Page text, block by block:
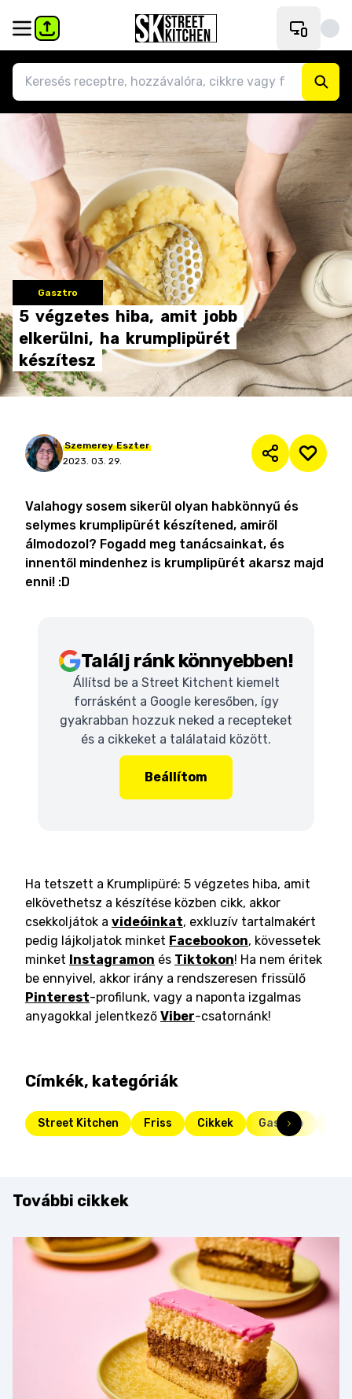
Gasztro
5 végzetes hiba, amit jobb
elkerülni, ha krumplipürét
készítesz
Szemerey Eszter
2023. 03. 29.
Valahogy sosem sikerül olyan habkönnyű és
selymes krumplipürét készítened, amiről
álmodozol? Fogadd meg tanácsainkat, és
innentől mindenhez is krumplipürét akarsz majd
enni! :D
Találj ránk könnyebben!
Állítsd be a Street Kitchent kiemelt
forrásként a Google keresőben, így
gyakrabban hozzuk neked a recepteket
és a cikkeket a találataid között.
Beállítom
Ha tetszett a Krumplipüré: 5 végzetes hiba, amit
elkövethetsz a készítése közben cikk, akkor
csekkoljátok a videóinkat, exkluzív tartalmakért
pedig lájkoljatok minket Facebookon, kövessetek
minket Instagramon és Tiktokon! Ha nem éritek
be ennyivel, akkor irány a rendszeresen frissülő
Pinterest-profilunk, vagy a naponta izgalmas
anyagokkal jelentkező Viber-csatornánk!
Címkék, kategóriák
Street Kitchen Friss Cikkek Gasztro
További cikkek